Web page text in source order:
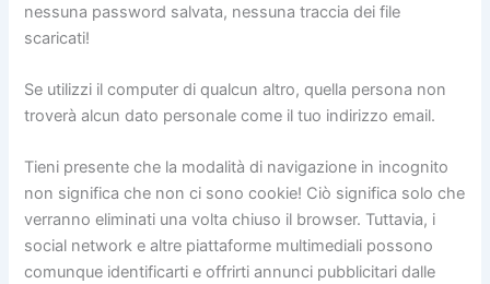
nessuna password salvata, nessuna traccia dei file
scaricati!
Se utilizzi il computer di qualcun altro, quella persona non
troverà alcun dato personale come il tuo indirizzo email.
Tieni presente che la modalità di navigazione in incognito
non significa che non ci sono cookie! Ciò significa solo che
verranno eliminati una volta chiuso il browser. Tuttavia, i
social network e altre piattaforme multimediali possono
comunque identificarti e offrirti annunci pubblicitari dalle